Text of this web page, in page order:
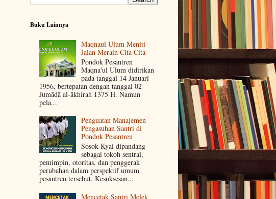
Buku Lainnya
Maqnaul Ulum Meniti
Jalan Meraih Cita Cita
Pondok Pesantren
Maqna'ul Ulum didirikan
pada tanggal 14 Januari
1956, bertepatan dengan tanggal 02
Jumādā al-ākhirah 1375 H. Namun
pela...
Penguatan Manajemen
Pengasuhan Santri di
Pondok Pesantren
Sosok Kyai dipandang
sebagai tokoh sentral,
pemimpin, otoritas, dan penggerak
perubahan dalam perspektif umum
pesantren tersebut. Kesuksesan...
Mencetak Santri Melek